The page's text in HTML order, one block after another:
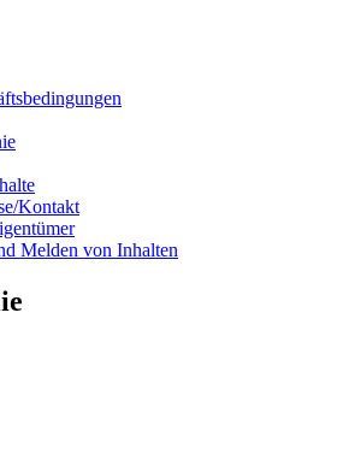
Kontakt
Melden von Inhalten